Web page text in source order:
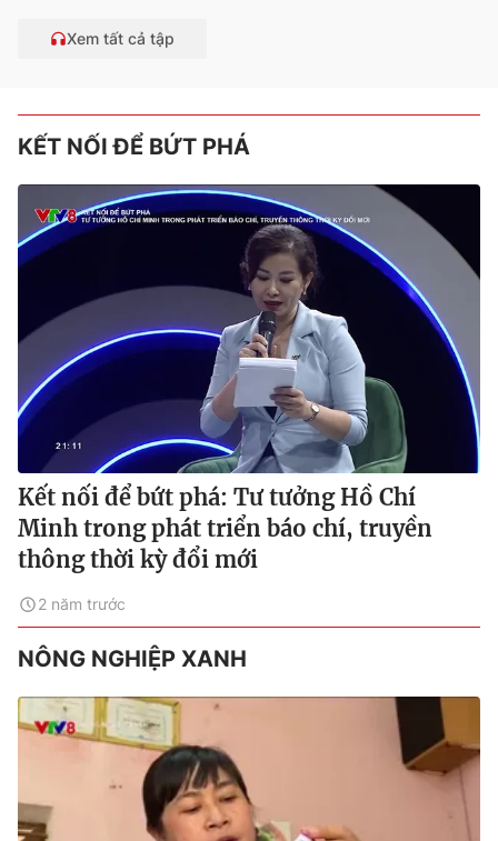
Xem tất cả tập
KẾT NỐI ĐỂ BỨT PHÁ
Kết nối để bứt phá: Tư tưởng Hồ Chí
Minh trong phát triển báo chí, truyền
thông thời kỳ đổi mới
2 năm trước
NÔNG NGHIỆP XANH